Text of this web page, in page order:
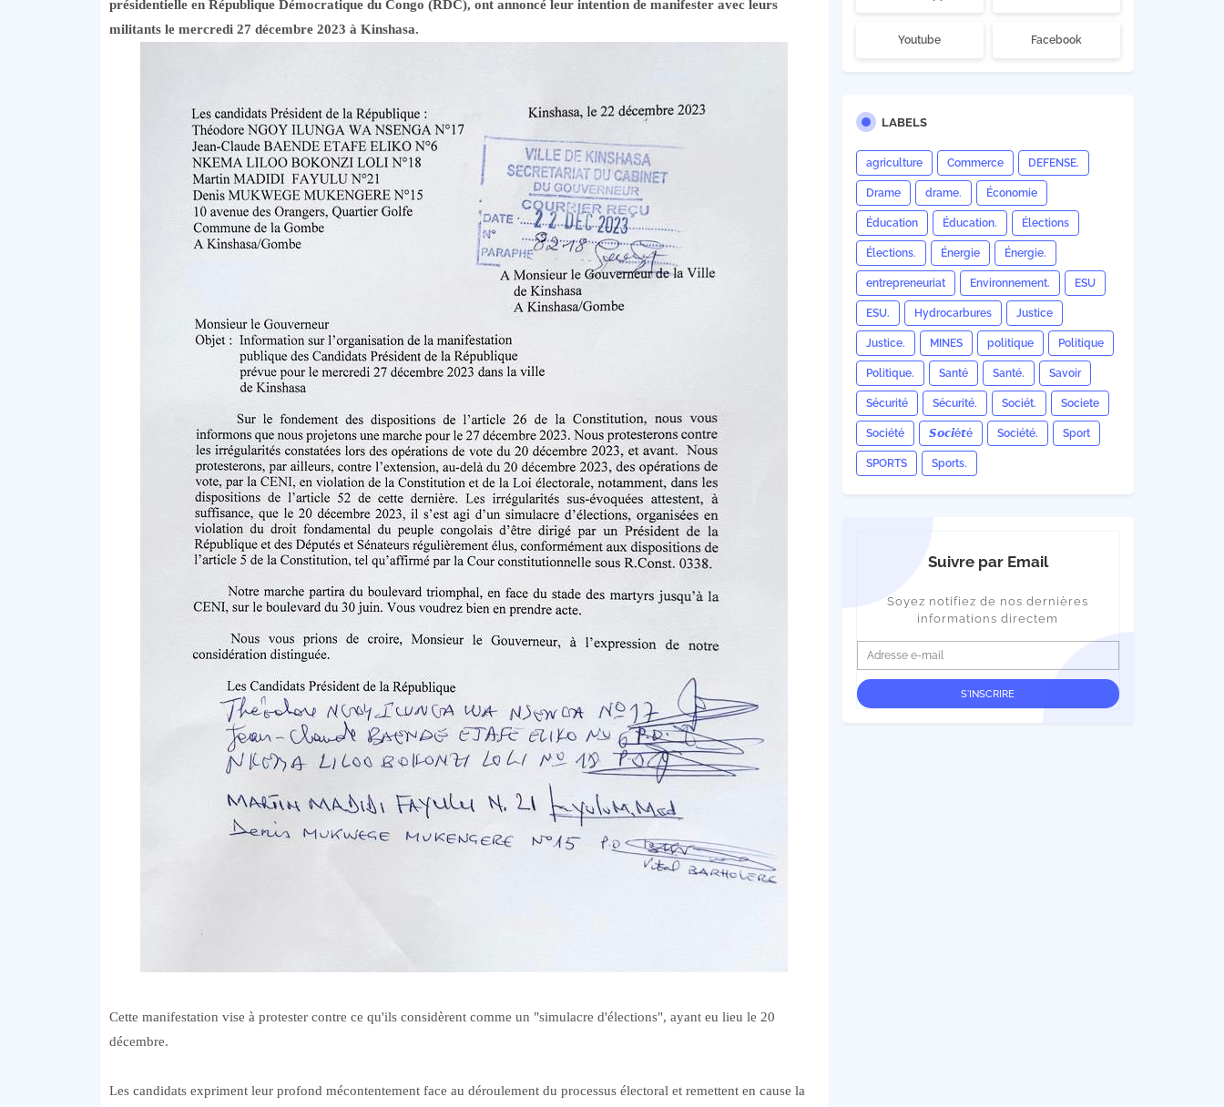
présidentielle en République Démocratique du Congo (RDC), ont annoncé leur intention de manifester avec leurs
militants le mercredi 27 décembre 2023 à Kinshasa.
Cette manifestation vise à protester contre ce qu'ils considèrent comme un "simulacre d'élections", ayant eu lieu le 20
décembre.
Les candidats expriment leur profond mécontentement face au déroulement du processus électoral et remettent en cause la
Youtube Facebook
LABELS
agriculture Commerce DEFENSE.
Drame drame. Économie
Éducation Éducation. Élections
Élections. Énergie Énergie.
entrepreneuriat Environnement. ESU
ESU. Hydrocarbures Justice
Justice. MINES politique Politique
Politique. Santé Santé. Savoir
Sécurité Sécurité. Sociét. Societe
Société 𝙎𝙤𝙘𝙞é𝙩é Société. Sport
SPORTS Sports.
Suivre par Email
Soyez notifiez de nos dernières
informations directem